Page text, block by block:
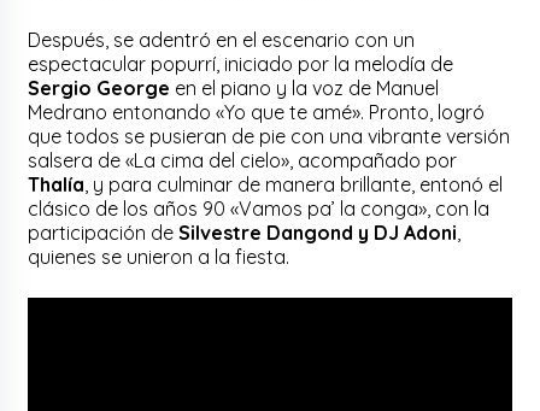
Después, se adentró en el escenario con un
espectacular popurrí, iniciado por la melodía de
Sergio George en el piano y la voz de Manuel
Medrano entonando «Yo que te amé». Pronto, logró
que todos se pusieran de pie con una vibrante versión
salsera de «La cima del cielo», acompañado por
Thalía , y para culminar de manera brillante, entonó el
clásico de los años 90 «Vamos pa’ la conga», con la
participación deSilvestre Dangond y DJ Adoni
quienes se unieron a la fiesta.